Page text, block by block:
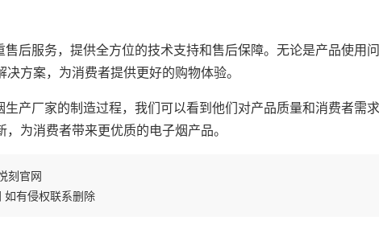
后服务，提供全方位的技术支持和售后保障。无论是产品使用
方案，为消费者提供更好的购物体验。
产厂家的制造过程，我们可以看到他们对产品质量和消费者需求
为消费者带来更优质的电子烟产品。
刻官网
如有侵权联系删除